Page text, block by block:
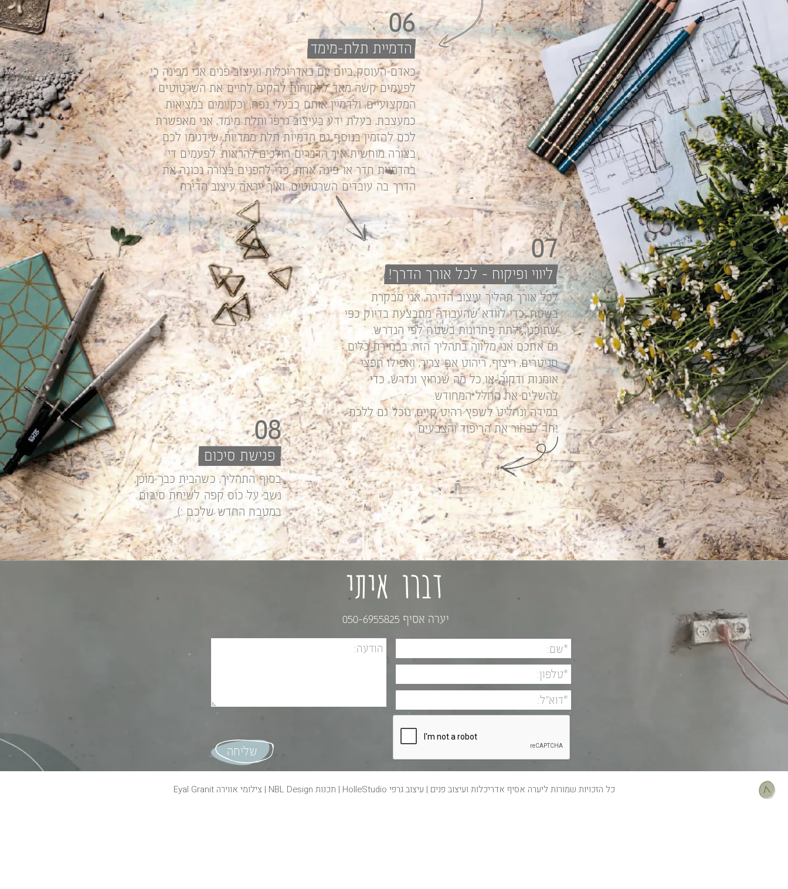
06
הדמיית תלת-מימד
כאדם העוסק ביום יוםבאדריכלות ועיצוב פנים אני מבינה כי
לפעמים קשה מאד ללקוחות להקים לחיים את השרטוטים
המקצועיים, ולדמיין אותם כבעלי נפח, וכקיימים במציאות.
כמעצבת, בעלת ידע בעיצוב גרפי ותלת מימד, אני מאפשרת
לכם להזמין בנוסף גם הדמיות תלת ממדיות, שידגימו לכם
בצורה מוחשית איך הדברים הולכים להראות. לפעמים די
בהדמיית חדר או פינה אחת, כדי להפנים בצורה נכונה את
הדרך בה עובדים השרטוטים, ואיך ייראה עיצוב הדירה.
07
ליווי ופיקוח - לכל אורך הדרך!
לכל אורך תהליך עיצוב הדירה, אני מבקרת
בשטח, כדי לוודא שהעבודה מתבצעת בדיוק כפי
שתוכנן, ולתת פתרונות בשטח לפי הנדרש.
גם אתכם אני מלווה בתהליך הזה, בבחירת כלים
סניטרים, ריצוף, ריהוט אם צריך, ואפילו חפצי
אומנות ודקור, או כל מה שנחוץ ונדרש, כדי
להשלים את החלל המחודש.
במידה ונחליט לשפץ רהיט קיים, נוכל גם ללכת
יחד לבחור את הריפוד והצבעים .
08
פגישת סיכום
בסוף התהליך, כשהבית כבר מוכן,
נשב על כוס קפה לשיחת סיכום
במטבח החדש שלכם :)
דברו איתי
יערה אסיף 050-6955825
כל הזכויות שמורות ליערה אסיף אדריכלות ועיצוב פנים | עיצוב גרפי HolleStudio | תכנות NBL Design | צילומי אווירהEyal Granit